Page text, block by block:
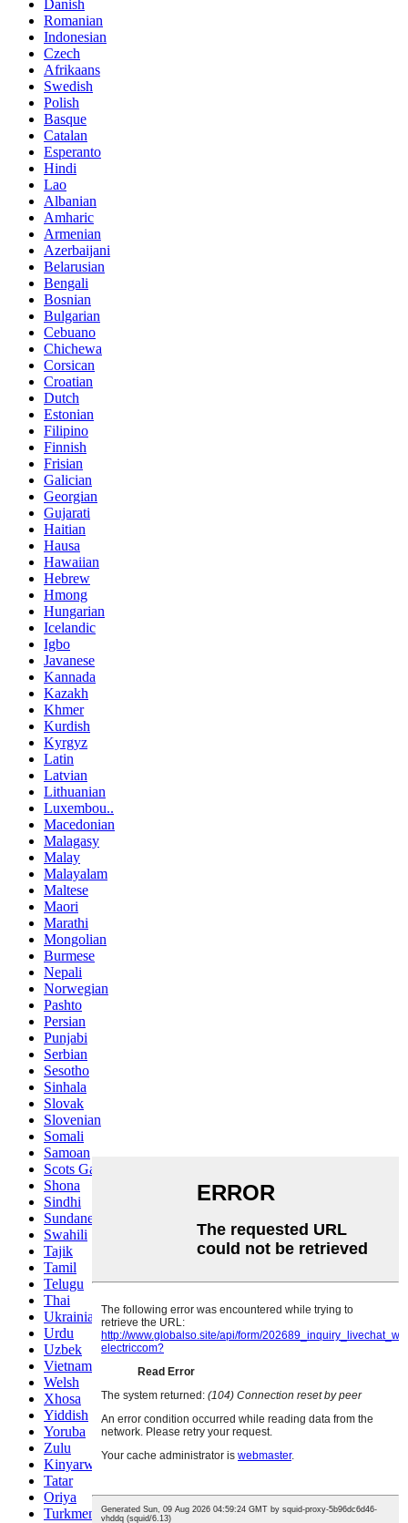
Danish
Romanian
Indonesian
Czech
Afrikaans
Swedish
Polish
Basque
Catalan
Esperanto
Hindi
Lao
Albanian
Amharic
Armenian
Azerbaijani
Belarusian
Bengali
Bosnian
Bulgarian
Cebuano
Chichewa
Corsican
Croatian
Dutch
Estonian
Filipino
Finnish
Frisian
Galician
Georgian
Gujarati
Haitian
Hausa
Hawaiian
Hebrew
Hmong
Hungarian
Icelandic
Igbo
Javanese
Kannada
Kazakh
Khmer
Kurdish
Kyrgyz
Latin
Latvian
Lithuanian
Luxembou..
Macedonian
Malagasy
Malay
Malayalam
Maltese
Maori
Marathi
Mongolian
Burmese
Nepali
Norwegian
Pashto
Persian
Punjabi
Serbian
Sesotho
Sinhala
Slovak
Slovenian
Somali
Samoan
Scots Gaelic
Shona
Sindhi
Sundanese
Swahili
Tajik
Tamil
Telugu
Thai
Ukrainian
Urdu
Uzbek
Vietnamese
Welsh
Xhosa
Yiddish
Yoruba
Zulu
Kinyarwanda
Tatar
Oriya
Turkmen